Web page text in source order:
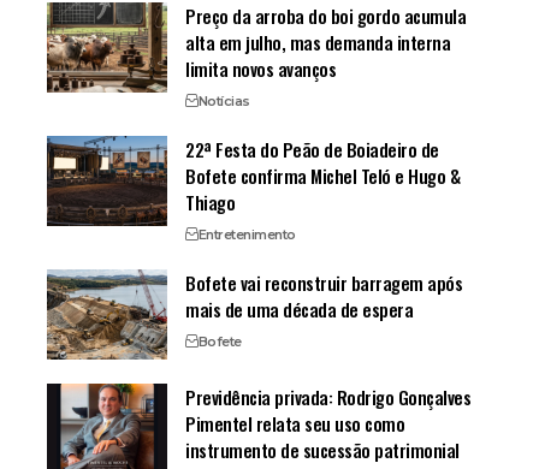
Preço da arroba do boi gordo acumula
alta em julho, mas demanda interna
limita novos avanços
Notícias
22ª Festa do Peão de Boiadeiro de
Bofete confirma Michel Teló e Hugo &
Thiago
Entretenimento
Bofete vai reconstruir barragem após
mais de uma década de espera
Bofete
Previdência privada: Rodrigo Gonçalves
Pimentel relata seu uso como
instrumento de sucessão patrimonial